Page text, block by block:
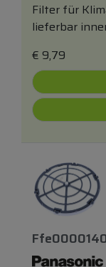
Filter für
lieferbar
€ 9,79